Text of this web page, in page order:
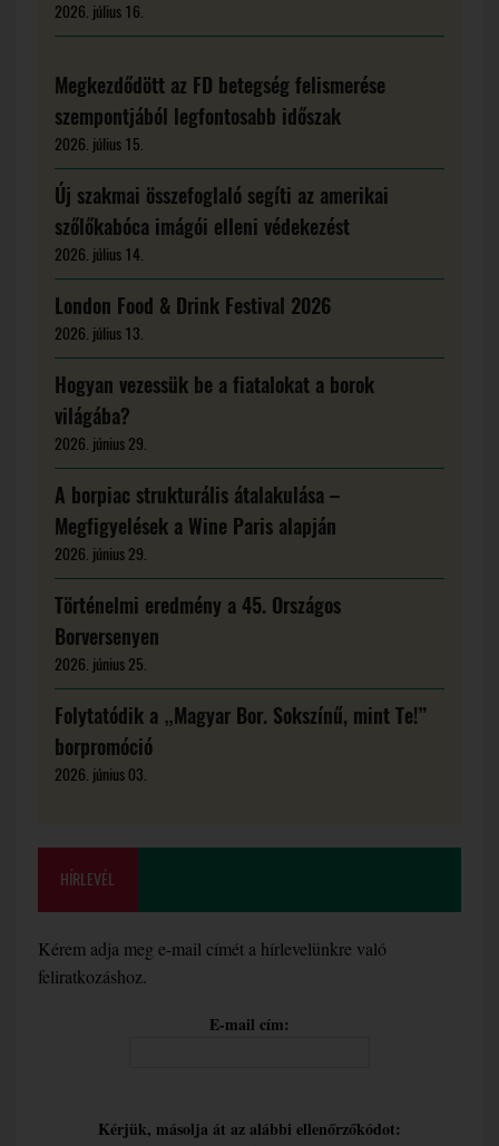
2026. július 16.
Megkezdődött az FD betegség felismerése
szempontjából legfontosabb időszak
2026. július 15.
Új szakmai összefoglaló segíti az amerikai
szőlőkabóca imágói elleni védekezést
2026. július 14.
London Food & Drink Festival 2026
2026. július 13.
Hogyan vezessük be a fiatalokat a borok
világába?
2026. június 29.
A borpiac strukturális átalakulása –
Megfigyelések a Wine Paris alapján
2026. június 29.
Történelmi eredmény a 45. Országos
Borversenyen
2026. június 25.
Folytatódik a „Magyar Bor. Sokszínű, mint Te!”
borpromóció
2026. június 03.
HÍRLEVÉL
Kérem adja meg e-mail címét a hírlevelünkre való
feliratkozáshoz.
E-mail cím:
Kérjük, másolja át az alábbi ellenőrzőkódot: